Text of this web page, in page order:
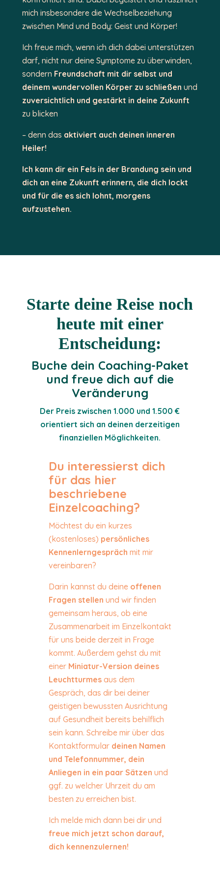
mich insbesondere die Wechselbeziehung
zwischen Mind und Body: Geist und Körper!
Ich freue mich, wenn ich dich dabei unterstützen
darf, nicht nur deine Symptome zu überwinden,
sondern Freundschaft mit dir selbst und
deinem wundervollen Körper zu schließen und
zuversichtlich und gestärkt in deine Zukunft
zu blicken
– denn das aktiviert auch deinen inneren
Heiler!
Ich kann dir ein Fels in der Brandung sein und
dich an eine Zukunft erinnern, die dich lockt
und für die es sich lohnt, morgens
aufzustehen.
Starte deine Reise noch
heute mit einer
Entscheidung:
Buche dein Coaching-Paket
und freue dich auf die
Veränderung
Der Preis zwischen 1.000 und 1.500 €
orientiert sich an deinen derzeitigen
finanziellen Möglichkeiten.
Du interessierst dich
für das hier
beschriebene
Einzelcoaching?
Möchtest du ein kurzes
(kostenloses) persönliches
Kennenlerngespräch mit mir
vereinbaren?
Darin kannst du deine offenen
Fragen stellen und wir finden
gemeinsam heraus, ob eine
Zusammenarbeit im Einzelkontakt
für uns beide derzeit in Frage
kommt. Außerdem gehst du mit
einer Miniatur-Version deines
Leuchtturmesaus dem
Gespräch, das dir bei deiner
geistigen bewussten Ausrichtung
auf Gesundheit bereits behilflich
sein kann. Schreibe mir über das
Kontaktformular deinen Namen
und Telefonnummer, dein
Anliegen in ein paar Sätzen und
ggf. zu welcher Uhrzeit du am
besten zu erreichen bist.
Ich melde mich dann bei dir und
freue mich jetzt schon darauf,
dich kennenzulernen!